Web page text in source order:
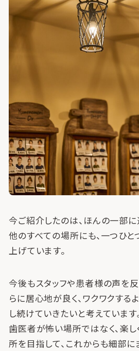
今ご紹介したのは、ほんの一部に
他のすべての場所にも、一つひ
上げています。
今後もスタッフや患者様の声を
らに居心地が良く、ワクワクする
し続けていきたいと考えています
歯医者が怖い場所ではなく、楽し
所を目指して、これからも細部